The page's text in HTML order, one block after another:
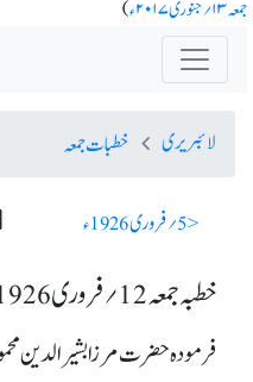
جمعہ ۱۳؍جنوری ۲۰۱۷ء
)
لائبریری خطبات جمعہ
< 5؍ فروری 1926ء
خطبہ جمعہ 12؍ فروری 1926ء
فرمودہ حضرت مرزا بشیرالدین محمود